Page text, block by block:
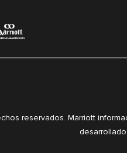
reservados. Marriott